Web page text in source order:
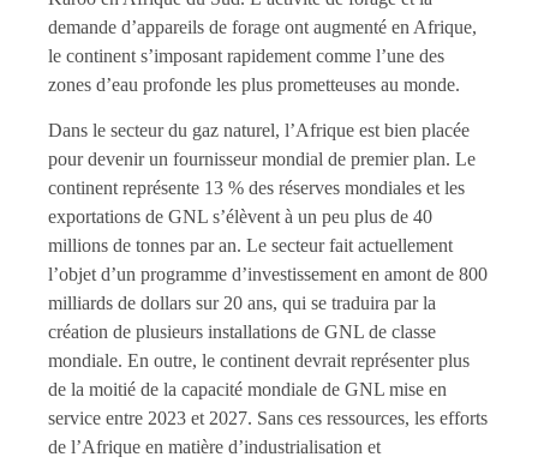
demande d’appareils de forage ont augmenté en Afrique,
le continent s’imposant rapidement comme l’une des
zones d’eau profonde les plus prometteuses au monde.
Dans le secteur du gaz naturel, l’Afrique est bien placée
pour devenir un fournisseur mondial de premier plan. Le
continent représente 13 % des réserves mondiales et les
exportations de GNL s’élèvent à un peu plus de 40
millions de tonnes par an. Le secteur fait actuellement
l’objet d’un programme d’investissement en amont de 800
milliards de dollars sur 20 ans, qui se traduira par la
création de plusieurs installations de GNL de classe
mondiale. En outre, le continent devrait représenter plus
de la moitié de la capacité mondiale de GNL mise en
service entre 2023 et 2027. Sans ces ressources, les efforts
de l’Afrique en matière d’industrialisation et